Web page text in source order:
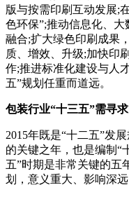
版与按需印刷互动发展;
色环保”;推动信息化、
融合;扩大绿色印刷成果
质、增效、升级;加快印
作;推进标准化建设与人
五”规划任重而道远。
包装行业“十三五”需寻
2015年既是“十二五”发
的关键之年，也是编制“
五”时期是非常关键的五
划，意义重大、影响深远